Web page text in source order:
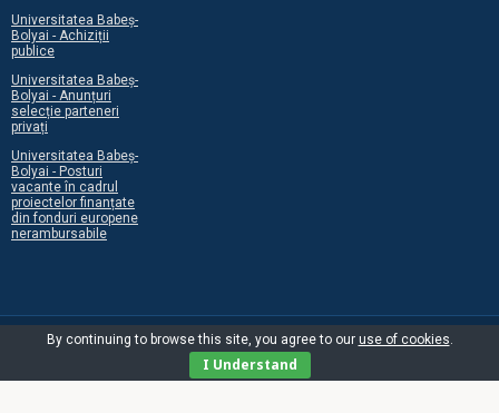
Universitatea Babeș-
Bolyai - Achiziții
publice
Universitatea Babeș-
Bolyai - Anunțuri
selecție parteneri
privați
Universitatea Babeș-
Bolyai - Posturi
vacante în cadrul
proiectelor finanțate
din fonduri europene
nerambursabile
By continuing to browse this site, you agree to our use of cookies.
I Understand